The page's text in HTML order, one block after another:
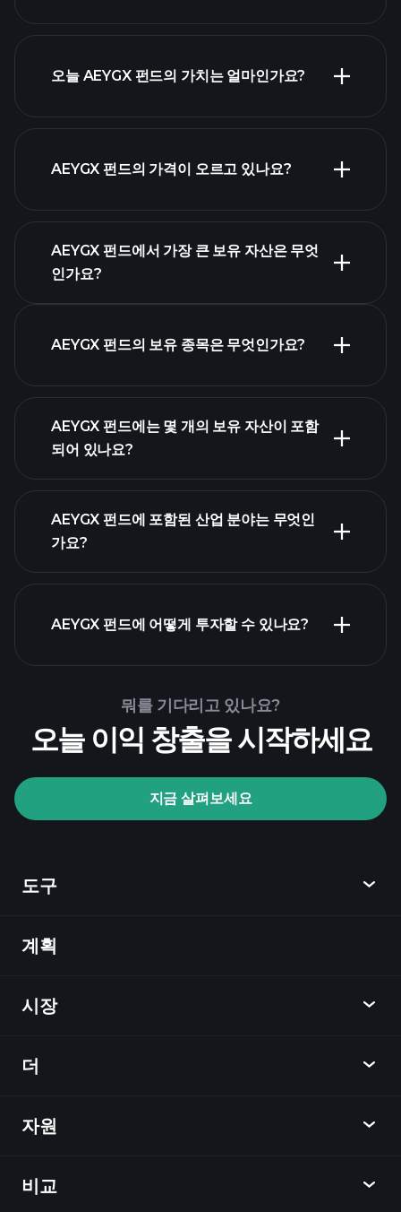
오늘 AEYGX 펀드의 가치는 얼마인가요?
고급 차트
AEYGX 펀드의 가격이 오르고 있나요?
AEYGX 펀드에서 가장 큰 보유 자산은 무엇
인가요?
AEYGX 펀드의 보유 종목은 무엇인가요?
AEYGX 펀드에는 몇 개의 보유 자산이 포함
되어 있나요?
AEYGX 펀드
보유 종목
AEYGX 펀드에 포함된 산업 분야는 무엇인
가요?
AEYGX 펀드에 어떻게 투자할 수 있나요?
추천 브로커
뭐를 기다리고 있나요?
오늘 이익 창출을 시작하세요
지금 살펴보세요
도구
발견
차트
뉴스
학습 허브
메신저
계획
시장
개요
외환
지수
더
제휴사가 되다
회사
자원
도움말 센터
비교